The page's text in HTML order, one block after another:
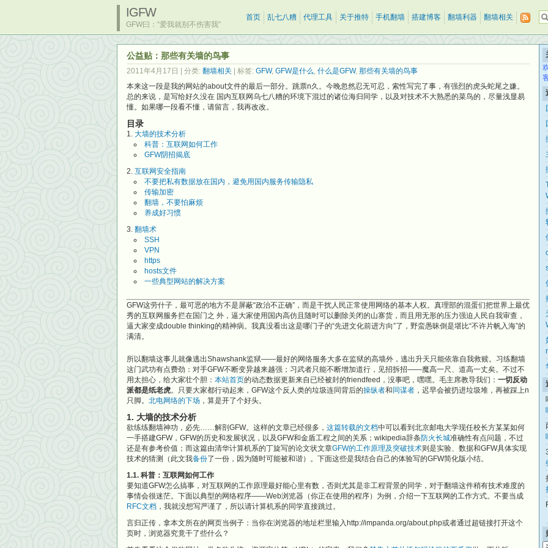
IGFW
GFW曰：“爱我就别不伤害我”
首页 乱七八糟 代理工具 关于推特 手机翻墙 搭建博客 翻墙利器 翻墙相关
公益贴：那些有关墙的鸟事
2011年4月17日 | 分类: 翻墙相关 | 标签: GFW, GFW是什么, 什么是GFW, 那些有关墙的鸟事
本来这一段是我的网站的about文件的最后一部分。跳票n久。今晚忽然忍无可忍，索性写完了事，有强烈的虎头蛇尾之嫌。
总的来说，是写给好久没在 国内互联网乌七八糟的环境下混过的诸位海归同学，以及对技术不大熟悉的菜鸟的，尽量浅显易
懂。如果哪一段看不懂，请留言，我再改改。
目录
大墙的技术分析
科普：互联网如何工作
GFW阴招揭底
互联网安全指南
不要把私有数据放在国内，避免用国内服务传输隐私
传输加密
翻墙，不要怕麻烦
养成好习惯
翻墙术
SSH
VPN
https
hosts文件
一些典型网站的解决方案
GFW这劳什子，最可恶的地方不是屏蔽“政治不正确”，而是干扰人民正常使用网络的基本人权。真理部的混蛋们把世界上最优
秀的互联网服务拦在国门之 外，逼大家使用国内高仿且随时可以删除关闭的山寨货，而且用无形的压力强迫人民自我审查，
逼大家变成double thinking的精神病。我真没看出这是哪门子的“先进文化前进方向”了，野蛮愚昧倒是堪比“不许片帆入海”的
满清。
所以翻墙这事儿就像逃出Shawshank监狱——最好的网络服务大多在监狱的高墙外，逃出升天只能依靠自我救赎。习练翻墙
这门武功有点费劲：对手GFW不断变异越来越强；习武者只能不断增加道行，见招拆招——魔高一尺、道高一丈矣。不过不
用太担心，给大家壮个胆： 本站首页的动态数据更新来自已经被封的friendfeed，没事吧，嘿嘿。毛主席教导我们： 一切反动
派都是纸老虎。只要大家都行动起来，GFW这个反人类的垃圾连同背后的操纵者和 同谋者 ，迟早会被扔进垃圾堆，再被踩上n
只脚。 北电网络的下场 ，算是开了个好头。
1. 大墙的技术分析
欲练练翻墙神功，必先……解剖GFW。这样的文章已经很多， 这篇转载的文档中可以看到北京邮电大学现任校长方某某如何
一手搭建GFW，GFW的历史和发展状况，以及GFW和金盾工程之间的关系；wikipedia辞条防火长城准确性有点问题，不过
还是有参考价值；而这篇由清华计算机系的丁旋写的论文状文章GFW的工作原理及突破技术则是实验、数据和GFW具体实现
技术的猜测（此文我备份了一份，因为随时可能被和谐）。下面这些是我结合自己的体验写的GFW简化版小结。
1.1. 科普：互联网如何工作
要知道GFW怎么搞事，对互联网的工作原理最好能心里有数，否则尤其是非工程背景的同学，对于翻墙这件稍有技术难度的
事情会很迷茫。下面以典型的网络程序——Web浏览器（你正在使用的程序）为例，介绍一下互联网的工作方式。不要当成
RFC文档 ，我就没想写严谨了，所以请计算机系的同学直接跳过。
言归正传，拿本文所在的网页当例子：当你在浏览器的地址栏里输入http://impanda.org/about.php或者通过超链接打开这个
页时，浏览器究竟干了些什么？